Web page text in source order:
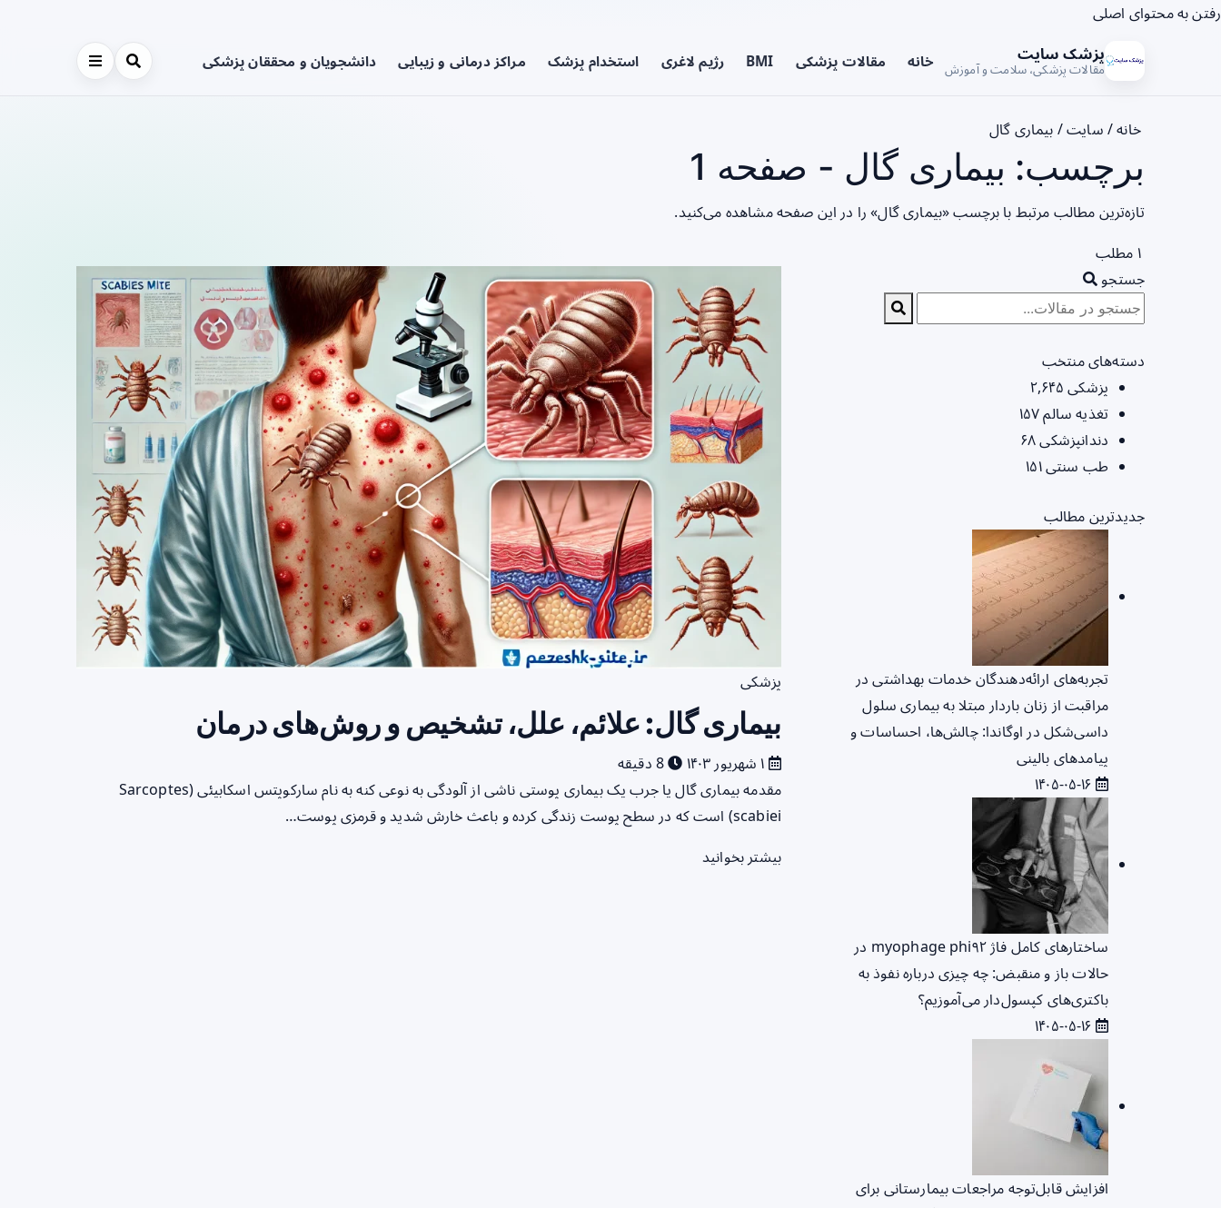
رفتن به محتوای اصلی
پزشک سایت
مقالات پزشکی، سلامت و آموزش خانه مقالات پزشکی BMI رژیم لاغری استخدام پزشک مراکز درمانی و زیبایی دانشجویان و محققان پزشکی
خانه/ سایت/ بیماری گال
برچسب: بیماری گال - صفحه 1
تازه‌ترین مطالب مرتبط با برچسب «بیماری گال» را در این صفحه مشاهده می‌کنید.
۱ مطلب
پزشکی
بیماری گال: علائم، علل، تشخیص و روش‌های درمان
8 دقیقه
مقدمه بیماری گال یا جرب یک بیماری پوستی ناشی از آلودگی به نوعی کنه به نام سارکوپتس اسکابیئی (Sarcoptes
scabiei) است که در سطح پوست زندگی کرده و باعث خارش شدید و قرمزی پوست…
بیشتر بخوانید
جستجو
دسته‌های منتخب
پزشکی ۲,۶۴۵
تغذیه سالم۱۵۷
دندانپزشکی۶۸
طب سنتی۱۵۱
جدیدترین مطالب
تجربه‌های ارائه‌دهندگان خدمات بهداشتی در
مراقبت از زنان باردار مبتلا به بیماری سلول
داسی‌شکل در اوگاندا: چالش‌ها، احساسات و
پیامدهای بالینی
ساختارهای کامل فاژ myophage phi۹۲ در
حالات باز و منقبض: چه چیزی درباره نفوذ به
باکتری‌های کپسول‌دار می‌آموزیم؟
افزایش قابل‌توجه مراجعات بیمارستانی برای